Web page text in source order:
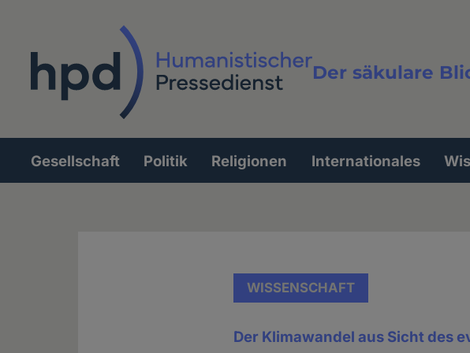
Der säkulare
Volltextsuche
Hauptnavigation
Gesellschaft Politik Religionen Internationales
WISSENSCHAFT
Der Klimawandel aus Sicht des